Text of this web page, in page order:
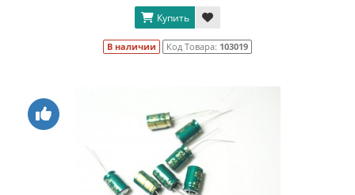
Купить
В наличии Код Товара: 103019